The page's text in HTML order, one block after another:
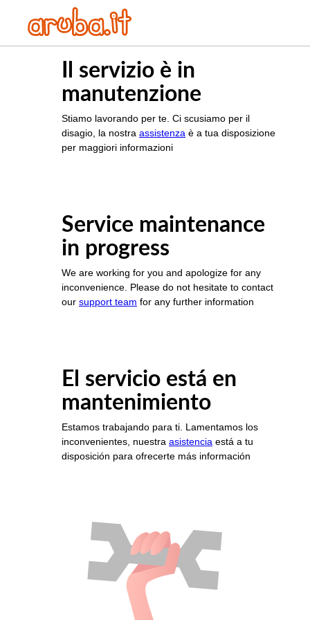
Il servizio è in
manutenzione
Stiamo lavorando per te. Ci scusiamo per il
disagio, la nostra assistenza è a tua disposizione
per maggiori informazioni
Service maintenance
in progress
We are working for you and apologize for any
inconvenience. Please do not hesitate to contact
our support team for any further information
El servicio está en
mantenimiento
Estamos trabajando para ti. Lamentamos los
inconvenientes, nuestra asistencia está a tu
disposición para ofrecerte más información